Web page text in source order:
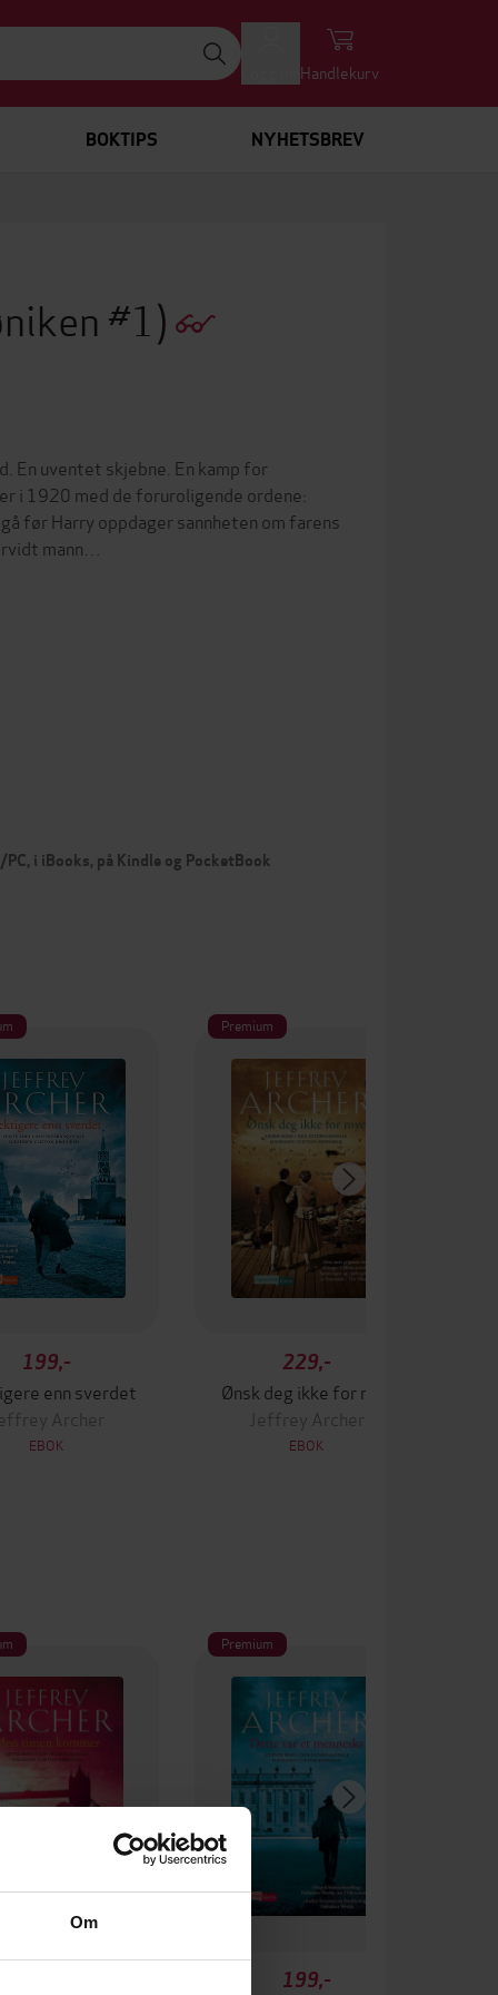
Om
Handlekurv
BOKTIPS NYHETSBREV
#1)
En uventet skjebne. En kamp for
i 1920 med de foruroligende ordene:
før Harry oppdager sannheten om farens
mann…
i iBooks, på Kindle og PocketBook
199,-
enn sverdet
Jeffrey Archer
EBOK
Premium
229,-
Ønsk deg ikke for mye
Jeffrey Archer
EBOK
Premium
199,-